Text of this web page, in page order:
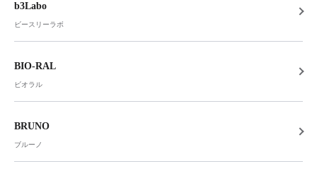
b3Labo
ビースリーラボ
BIO-RAL
ビオラル
BRUNO
ブルーノ